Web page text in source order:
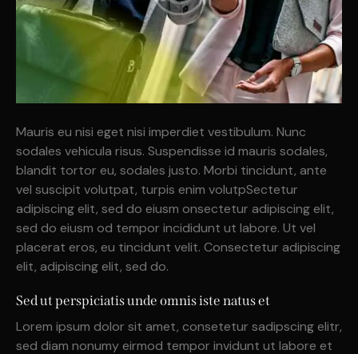
Mauris eu nisi eget nisi imperdiet vestibulum. Nunc
sodales vehicula risus. Suspendisse id mauris sodales,
blandit tortor eu, sodales justo. Morbi tincidunt, ante
vel suscipit volutpat, turpis enim volutpSectetur
adipiscing elit, sed do eiusm onsectetur adipiscing elit,
sed do eiusm od tempor incididunt ut labore. Ut vel
placerat eros, eu tincidunt velit. Consectetur adipiscing
elit, adipiscing elit, sed do.
Sed ut perspiciatis unde omnis iste natus et
Lorem ipsum dolor sit amet, consetetur sadipscing elitr,
sed diam nonumy eirmod tempor invidunt ut labore et